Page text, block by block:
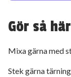
Gör så här
Mixa gärna med
Stek gärna